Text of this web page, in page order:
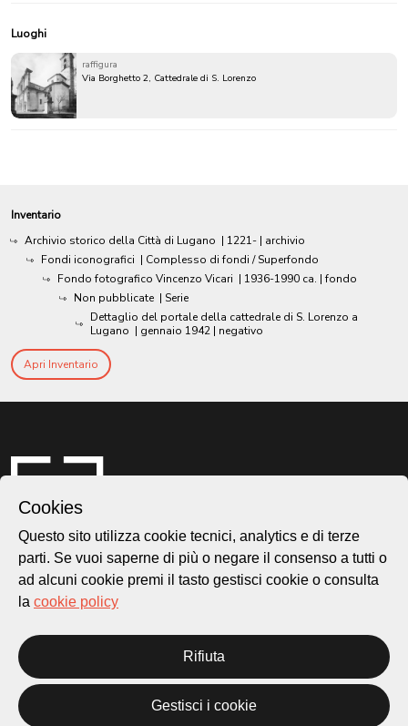
Luoghi
raffigura
Via Borghetto 2, Cattedrale di S. Lorenzo
Inventario
Archivio storico della Città di Lugano | 1221- | archivio
Fondi iconografici | Complesso di fondi / Superfondo
Fondo fotografico Vincenzo Vicari | 1936-1990 ca. | fondo
Non pubblicate | Serie
Dettaglio del portale della cattedrale di S. Lorenzo a
Lugano | gennaio 1942 | negativo
Apri Inventario
Piazza Carlo Cattaneo 1
6976 Castagnola
Cookies
Questo sito utilizza cookie tecnici, analytics e di terze
parti. Se vuoi saperne di più o negare il consenso a tutti o
ad alcuni cookie premi il tasto gestisci cookie o consulta
la cookie policy
Rifiuta
Gestisci i cookie